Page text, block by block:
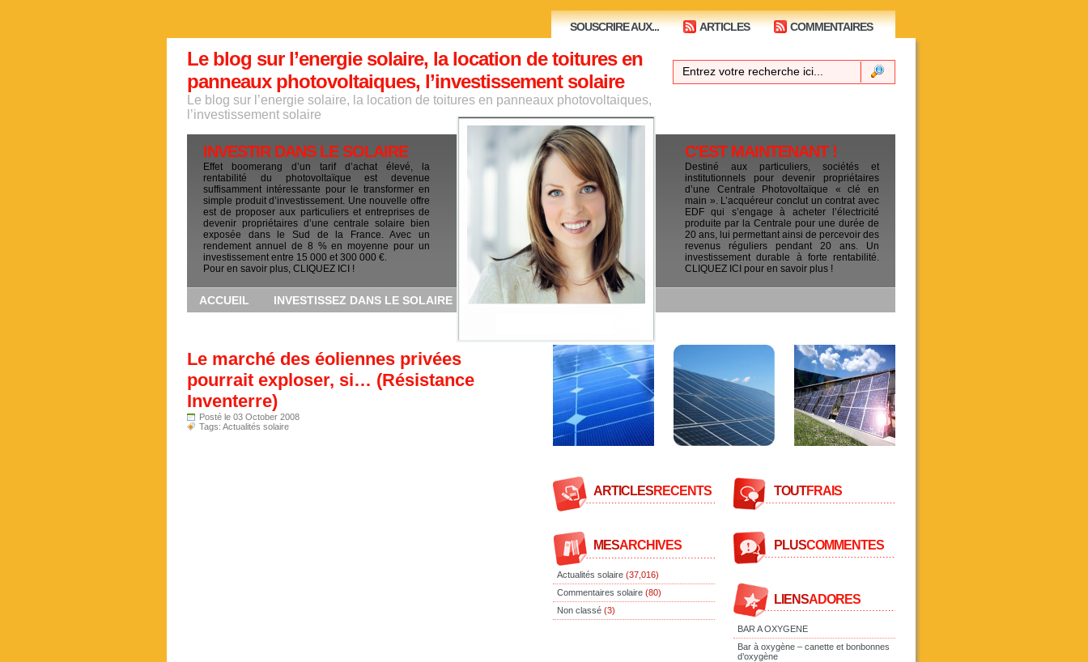
SOUSCRIRE AUX... ARTICLES COMMENTAIRES
Le blog sur l’energie solaire, la location de toitures en
panneaux photovoltaiques, l’investissement solaire
Le blog sur l’energie solaire, la location de toitures en panneaux photovoltaiques,
l’investissement solaire
INVESTIR DANS LE SOLAIRE
Effet boomerang d’un tarif d’achat élevé, la
rentabilité du photovoltaïque est devenue
suffisamment intéressante pour le transformer en
simple produit d’investissement. Une nouvelle offre
est de proposer aux particuliers et entreprises de
devenir propriétaires d’une centrale solaire bien
exposée dans le Sud de la France. Avec un
rendement annuel de 8 % en moyenne pour un
investissement entre 15 000 et 300 000 €.
Pour en savoir plus, CLIQUEZ ICI !
ACCUEIL INVESTISSEZ DANS LE SOLAIRE
C'EST MAINTENANT !
Destiné aux particuliers, sociétés et
institutionnels pour devenir propriétaires
d’une Centrale Photovoltaïque « clé en
main ». L’acquéreur conclut un contrat avec
EDF qui s’engage à acheter l’électricité
produite par la Centrale pour une durée de
20 ans, lui permettant ainsi de percevoir des
revenus réguliers pendant 20 ans. Un
investissement durable à forte rentabilité.
CLIQUEZ ICI pour en savoir plus !
Le marché des éoliennes privées
pourrait exploser, si… (Résistance
Inventerre)
Posté le 03 October 2008
Tags: Actualités solaire
ARTICLESRECENTS
MESARCHIVES
Actualités solaire (37,016)
Commentaires solaire (80)
Non classé (3)
TOUTFRAIS
PLUSCOMMENTES
LIENSADORES
BAR A OXYGENE
Bar à oxygène – canette et bonbonnes
d’oxygène